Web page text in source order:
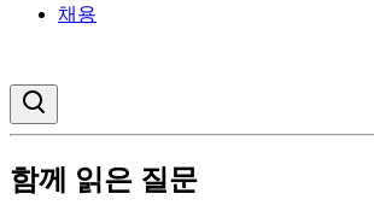
채용
함께 읽은 질문